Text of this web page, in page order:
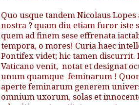
Quo usque tandem Nicolaus
nostra ? quam diu etiam furor iste
quem ad finem sese effrenata
tempora, o mores! Curia haec
Pontifex videt; hic tamen discurrit.
Vaticano venit, notat et designat
unum quamque feminarum !
aperte feminarum generem
omnium uxorum, solas et